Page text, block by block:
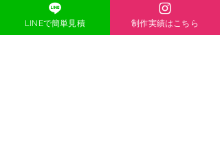
兵庫県姫路市大津区恵美酒町2丁目
44-1
LINEで簡単見積 制作実績はこちら